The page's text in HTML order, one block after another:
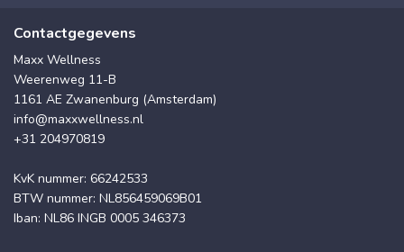
Contactgegevens
Maxx Wellness
Weerenweg 11-B
1161 AE Zwanenburg (Amsterdam)
info@maxxwellness.nl
+31 204970819
KvK nummer: 66242533
BTW nummer: NL856459069B01
Iban: NL86 INGB 0005 346373